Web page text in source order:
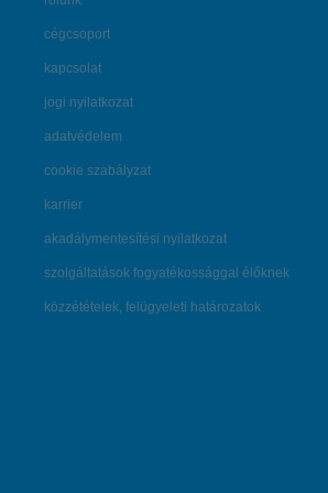
cégcsoport
kapcsolat
jogi nyilatkozat
adatvédelem
cookie szabályzat
karrier
akadálymentesítési nyilatkozat
szolgáltatások fogyatékossággal élőknek
közzétételek, felügyeleti határozatok